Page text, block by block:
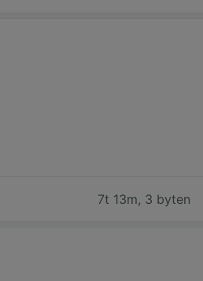
7t 13m, 3 byten